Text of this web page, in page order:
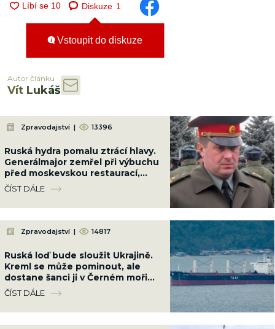
Diskuze 1
Vstoupit do diskuze
Autor článku
Vít Lukáš
Zpravodajství | 13396
Ruská hydra pomalu ztrácí hlavy.
Generálmajor zemřel při výbuchu
před moskevskou restaurací,
když slavil narozeniny šéfa
vzdušných sil
ČÍST DÁLE
Zpravodajství | 14817
Ruská loď bude sloužit Ukrajině.
Kreml se může pominout, ale
dostane šanci ji v Černém moři
potopit
ČÍST DÁLE